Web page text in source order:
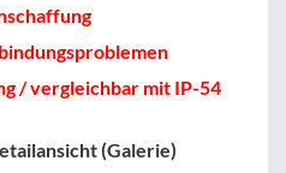
/ vergleichbar mit IP-54
(Galerie)